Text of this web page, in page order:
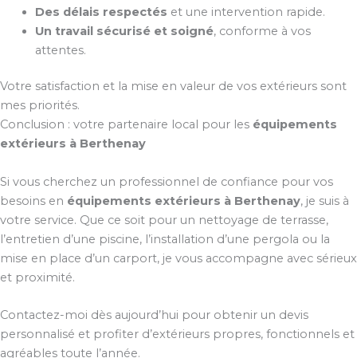
Des délais respectés et une intervention rapide.
Un travail sécurisé et soigné, conforme à vos
attentes.
Votre satisfaction et la mise en valeur de vos extérieurs sont
mes priorités.
Conclusion : votre partenaire local pour les équipements
extérieurs à Berthenay
Si vous cherchez un professionnel de confiance pour vos
besoins en équipements extérieurs à Berthenay, je suis à
votre service. Que ce soit pour un nettoyage de terrasse,
l’entretien d’une piscine, l’installation d’une pergola ou la
mise en place d’un carport, je vous accompagne avec sérieux
et proximité.
Contactez-moi dès aujourd’hui pour obtenir un devis
personnalisé et profiter d’extérieurs propres, fonctionnels et
agréables toute l’année.